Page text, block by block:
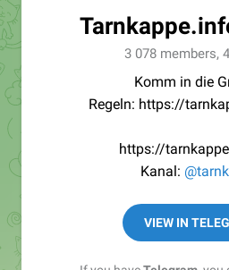
3 078 members,
Komm in die
Regeln: https://
https://
Kanal:
Best of:
Kochen: https://t.me/
VIEW IN